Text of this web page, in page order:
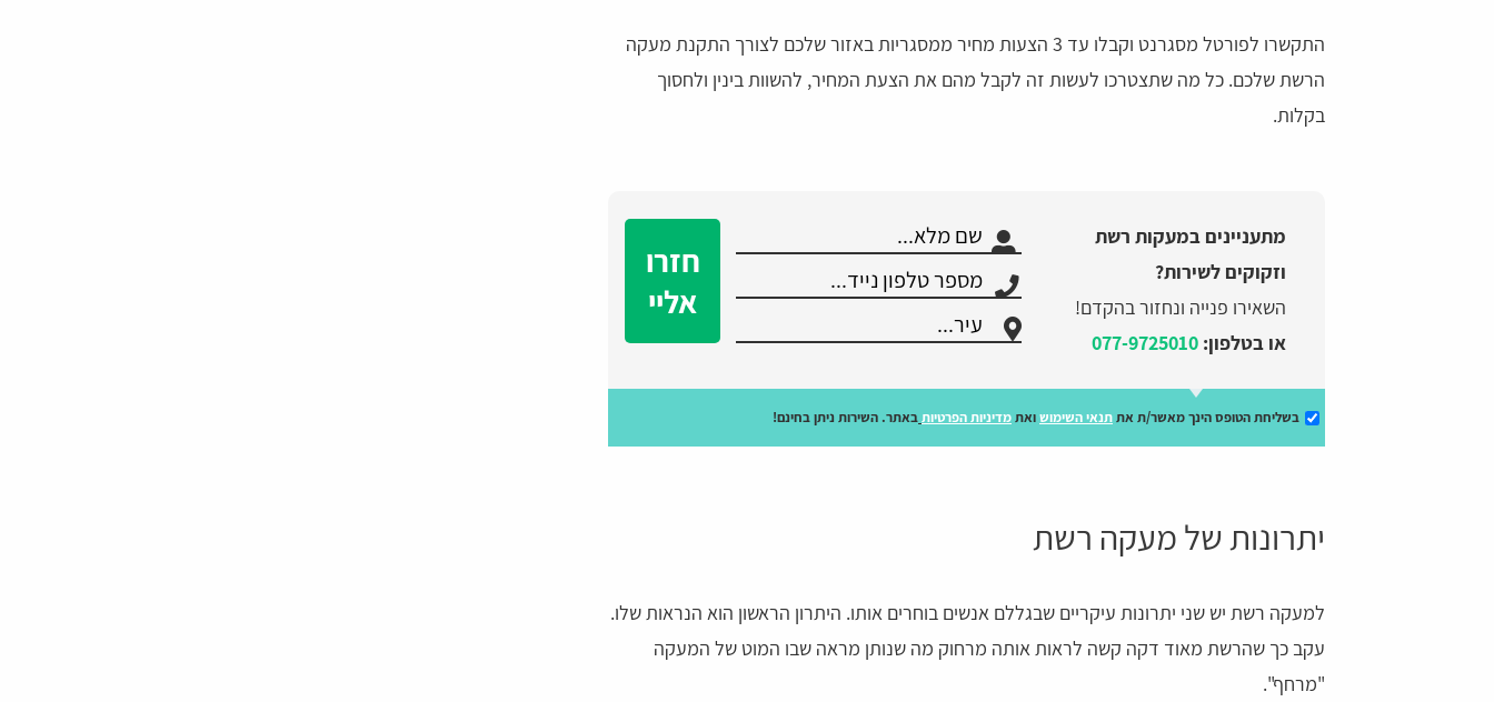
התקשרו לפורטל מסגרנט וקבלו עד 3 הצעות מחיר ממסגריות באזור שלכם לצורך התקנת מעקה
הרשת שלכם. כל מה שתצטרכו לעשות זה לקבל מהם את הצעת המחיר, להשוות בינין ולחסוך
בקלות.
מתעניינים במעקות רשת
וזקוקים לשירות?
השאירו פנייה ונחזור בהקדם!
או בטלפון: 077-9725010
חזרו
אליי
בשליחת הטופס הינך מאשר/ת אתתנאי השימושואתמדיניות הפרטיותבאתר. השירות ניתן בחינם!
יתרונות של מעקה רשת
למעקה רשת יש שני יתרונות עיקריים שבגללם אנשים בוחרים אותו. היתרון הראשון הוא הנראות שלו.
עקב כך שהרשת מאוד דקה קשה לראות אותה מרחוק מה שנותן מראה שבו המוט של המעקה
"מרחף".